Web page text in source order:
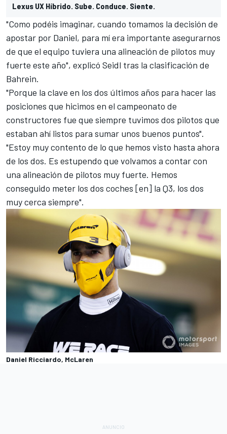
Lexus UX Híbrido. Sube. Conduce. Siente.
"Como podéis imaginar, cuando tomamos la decisión de
apostar por Daniel, para mí era importante asegurarnos
de que el equipo tuviera una alineación de pilotos muy
fuerte este año", explicó Seidl tras la clasificación de
Bahrein.
"Porque la clave en los dos últimos años para hacer las
posiciones que hicimos en el campeonato de
constructores fue que siempre tuvimos dos pilotos que
estaban ahí listos para sumar unos buenos puntos".
"Estoy muy contento de lo que hemos visto hasta ahora
de los dos. Es estupendo que volvamos a contar con
una alineación de pilotos muy fuerte. Hemos
conseguido meter los dos coches [en] la Q3, los dos
muy cerca siempre".
Daniel Ricciardo, McLaren